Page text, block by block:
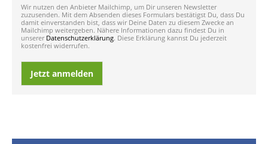
Wir nutzen den Anbieter Mailchimp, um Dir unseren Newsletter
zuzusenden. Mit dem Absenden dieses Formulars bestätigst Du, dass Du
damit einverstanden bist, dass wir Deine Daten zu diesem Zwecke an
Mailchimp weitergeben. Nähere Informationen dazu findest Du in
unserer Datenschutzerklärung. Diese Erklärung kannst Du jederzeit
kostenfrei widerrufen.
Jetzt anmelden